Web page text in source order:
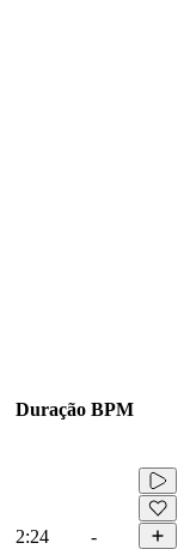
Duração BPM
2:24 -